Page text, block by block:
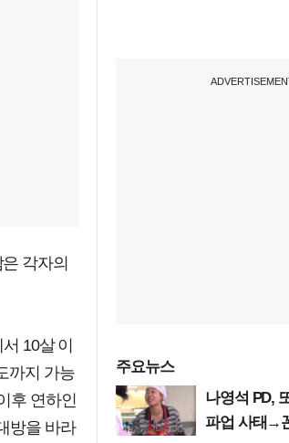
각자의
10살 이
까지 가능
후 연하인
방을 바라
주요뉴스
나영석 PD,
파업 사태→